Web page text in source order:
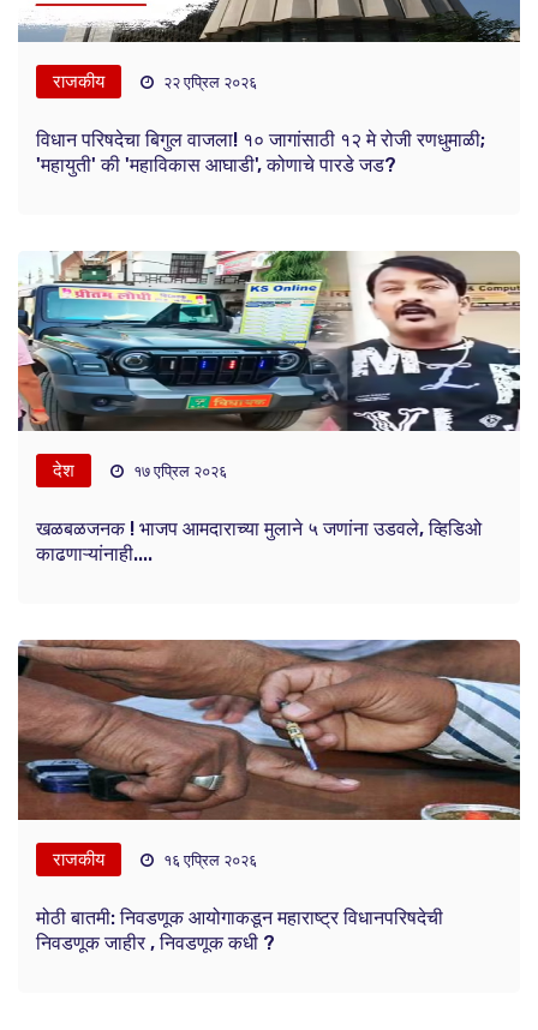
राजकीय २२ एप्रिल २०२६
विधान परिषदेचा बिगुल वाजला! १० जागांसाठी १२ मे रोजी रणधुमाळी;
'महायुती' की 'महाविकास आघाडी', कोणाचे पारडे जड?
देश १७ एप्रिल २०२६
खळबळजनक ! भाजप आमदाराच्या मुलाने ५ जणांना उडवले, व्हिडिओ
काढणाऱ्यांनाही....
राजकीय १६ एप्रिल २०२६
मोठी बातमी: निवडणूक आयोगाकडून महाराष्ट्र विधानपरिषदेची
निवडणूक जाहीर , निवडणूक कधी ?